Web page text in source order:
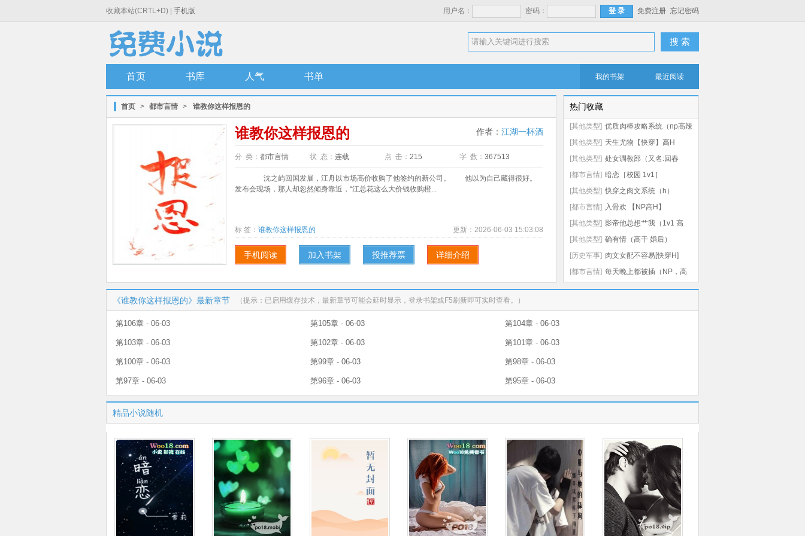
收藏本站(CRTL+D) | 手机版 用户名： 密码： 免费注册 忘记密码
搜 索
首页 书库 人气 书单 我的书架 最近阅读
首页 > 都市言情 > 谁教你这样报恩的
谁教你这样报恩的 作者： 江湖一杯酒
分 类： 都市言情 状 态： 连载 点 击： 215 字 数： 367513
沈之屿回国发展，江舟以市场高价收购了他签约的新公司。 他以为自己藏得很好。
发布会现场，那人却忽然倾身靠近，“江总花这么大价钱收购橙...
标 签： 谁教你这样报恩的 更新： 2026-06-03 15:03:08
手机阅读 加入书架 投推荐票 详细介绍
热门收藏
[其他类型] 优质肉棒攻略系统（np高辣
文）
[其他类型] 天生尤物【快穿】高H
[其他类型] 处女调教部（又名:回春
阁）辣H
[都市言情] 暗恋［校园 1v1］
[其他类型] 快穿之肉文系统（h）
[都市言情] 入骨欢 【NP高H】
[其他类型] 影帝他总想艹我（1v1 高
h）
[其他类型] 确有情（高干 婚后）
[历史军事] 肉文女配不容易[快穿H]
[都市言情] 每天晚上都被插（NP，高
H）
《谁教你这样报恩的》最新章节 （提示：已启用缓存技术，最新章节可能会延时显示，登录书架或F5刷新即可实时查看。）
第106章 - 06-03 第105章 - 06-03 第104章 - 06-03
第103章 - 06-03 第102章 - 06-03 第101章 - 06-03
第100章 - 06-03 第99章 - 06-03 第98章 - 06-03
第97章 - 06-03 第96章 - 06-03 第95章 - 06-03
精品小说随机